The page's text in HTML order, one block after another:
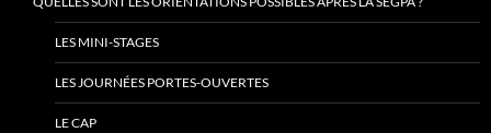
LES MINI-STAGES
LES JOURNÉES PORTES-OUVERTES
LE CAP